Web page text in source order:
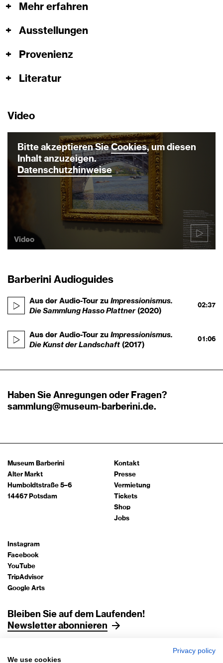
+ Mehr erfahren
+ Ausstellungen
+ Provenienz
+ Literatur
Video
Bitte akzeptieren SieCookies, um diesen
Inhalt anzuzeigen.
Datenschutzhinweise
Video
Barberini Audioguides
Aus der Audio-Tour zu Impressionismus.
Die Sammlung Hasso Plattner(2020)
02:37
Aus der Audio-Tour zu Impressionismus.
Die Kunst der Landschaft (2017)
01:06
Haben Sie Anregungen oder Fragen?
sammlung@museum-barberini.de.
Museum Barberini
Alter Markt
Humboldtstraße 5–6
14467 Potsdam
Kontakt
Presse
Vermietung
Tickets
Shop
Jobs
Instagram
Facebook
YouTube
TripAdvisor
Google Arts
Bleiben Sie auf dem Laufenden!
Newsletter abonnieren
Privacy policy
We use cookies